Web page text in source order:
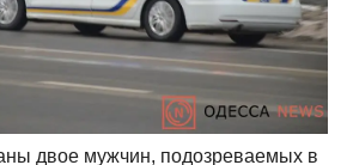
двое мужчин, подозреваемых в